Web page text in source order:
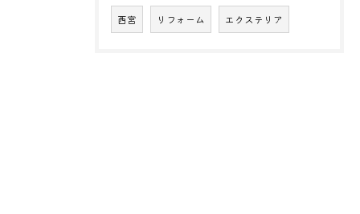
西宮 リフォーム エクステリア